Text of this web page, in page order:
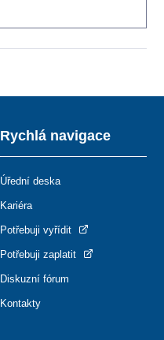
Rychlá navigace
Úřední deska
Kariéra
Potřebuji vyřídit
Potřebuji zaplatit
Diskuzní fórum
Kontakty